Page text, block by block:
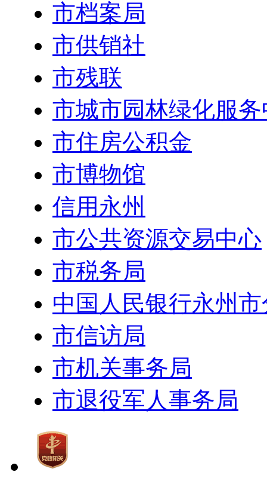
市档案局
市供销社
市残联
市城市园林绿化服
市住房公积金
市博物馆
信用永州
市公共资源交易中心
市税务局
中国人民银行永州
市信访局
市机关事务局
市退役军人事务局